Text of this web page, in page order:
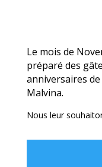
Le mois de
préparé des
anniversaires
Malvina.
Nous leur